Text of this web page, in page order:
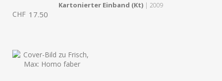
Kartonierter Einband (Kt) | 2009
CHF 17.50